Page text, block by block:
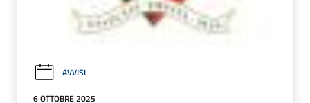
AVVISI
6 OTTOBRE 2025